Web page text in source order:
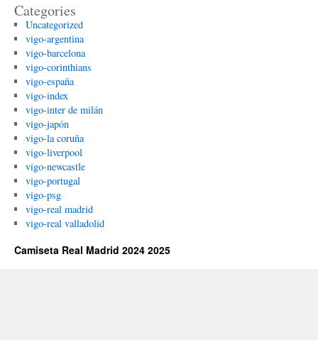
Categories
Uncategorized
vigo-argentina
vigo-barcelona
vigo-corinthians
vigo-españa
vigo-index
vigo-inter de milán
vigo-japón
vigo-la coruña
vigo-liverpool
vigo-newcastle
vigo-portugal
vigo-psg
vigo-real madrid
vigo-real valladolid
Camiseta Real Madrid 2024 2025